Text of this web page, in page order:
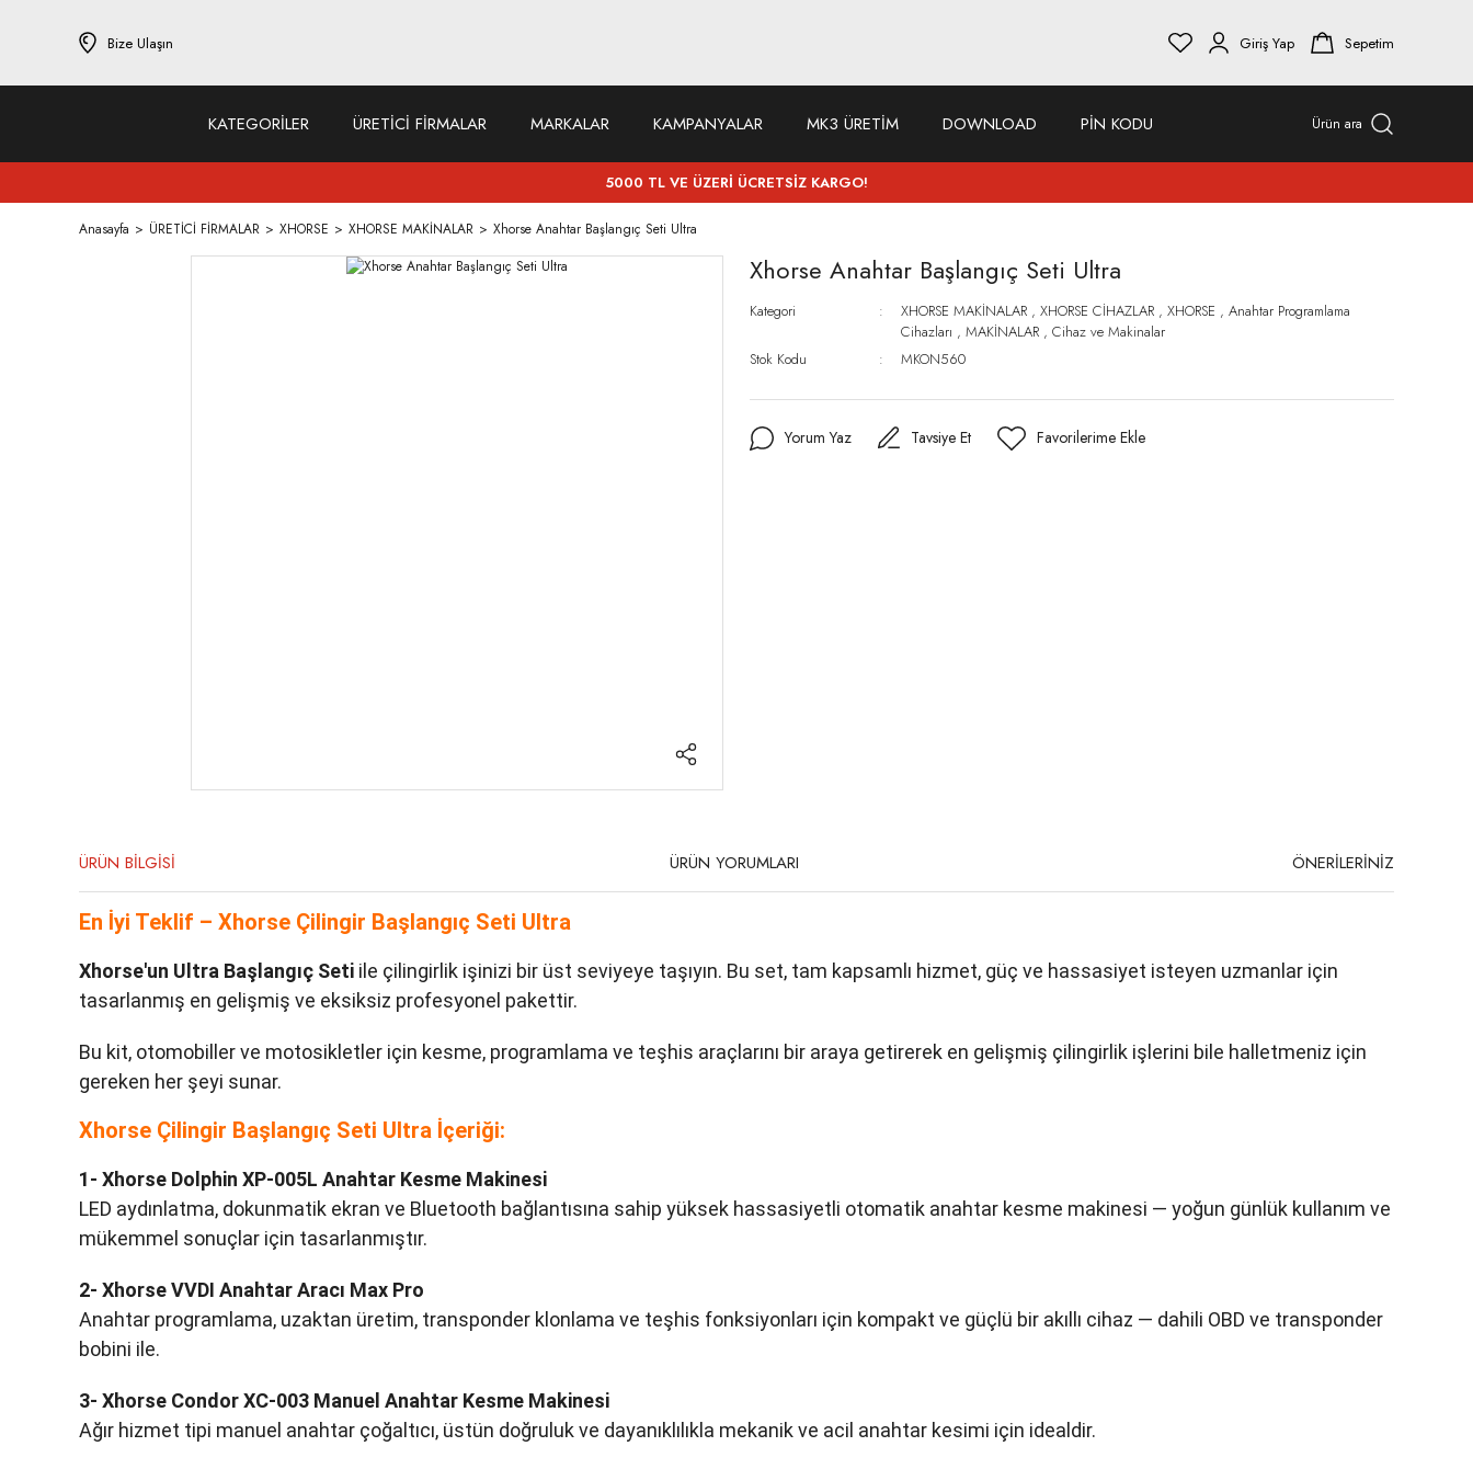
Bize Ulaşın Giriş Yap Sepetim
KATEGORİLER ÜRETİCİ FİRMALAR MARKALAR KAMPANYALAR MK3 ÜRETİM DOWNLOAD PİN KODU Ürün ara
5000 TL VE ÜZERİ ÜCRETSİZ KARGO!
Anasayfa ÜRETİCİ FİRMALAR XHORSE XHORSE MAKİNALAR Xhorse Anahtar Başlangıç Seti Ultra
Xhorse Anahtar Başlangıç Seti Ultra
Kategori XHORSE MAKİNALAR , XHORSE CİHAZLAR , XHORSE , Anahtar Programlama
Cihazları , MAKİNALAR , Cihaz ve Makinalar
Stok Kodu
MKON560
Yorum Yaz Tavsiye Et
ÜRÜN BİLGİSİ ÜRÜN YORUMLARI ÖNERİLERİNİZ
En İyi Teklif – Xhorse Çilingir Başlangıç Seti Ultra
Xhorse'un Ultra Başlangıç Seti ile çilingirlik işinizi bir üst seviyeye taşıyın. Bu set, tam kapsamlı hizmet, güç ve hassasiyet isteyen uzmanlar için
tasarlanmış en gelişmiş ve eksiksiz profesyonel pakettir.
Bu kit, otomobiller ve motosikletler için kesme, programlama ve teşhis araçlarını bir araya getirerek en gelişmiş çilingirlik işlerini bile halletmeniz için
gereken her şeyi sunar.
Xhorse Çilingir Başlangıç Seti Ultra İçeriği:
1- Xhorse Dolphin XP-005L Anahtar Kesme Makinesi
LED aydınlatma, dokunmatik ekran ve Bluetooth bağlantısına sahip yüksek hassasiyetli otomatik anahtar kesme makinesi — yoğun günlük kullanım ve
mükemmel sonuçlar için tasarlanmıştır.
2- Xhorse VVDI Anahtar Aracı Max Pro
Anahtar programlama, uzaktan üretim, transponder klonlama ve teşhis fonksiyonları için kompakt ve güçlü bir akıllı cihaz — dahili OBD ve transponder
bobini ile.
3- Xhorse Condor XC-003 Manuel Anahtar Kesme Makinesi
Ağır hizmet tipi manuel anahtar çoğaltıcı, üstün doğruluk ve dayanıklılıkla mekanik ve acil anahtar kesimi için idealdir.